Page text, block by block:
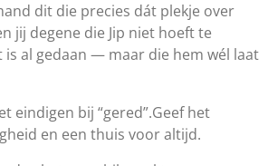
dit die precies dát plekje over
jij degene die Jip niet hoeft te
al gedaan — maar die hem wél laat
eindigen bij “gered”.Geef het
en een thuis voor altijd.